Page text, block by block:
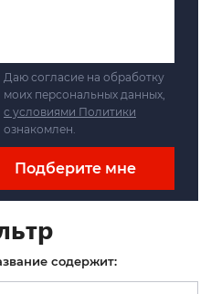
Даю согласие на обработку
моих персональных данных,
с условиями Политики
ознакомлен.
Подберите мне
содержит: